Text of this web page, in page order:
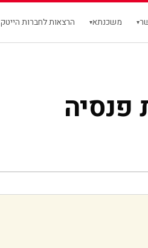
▾ משכנתא▾ הרצאות לחברות הייטק
פנסיה